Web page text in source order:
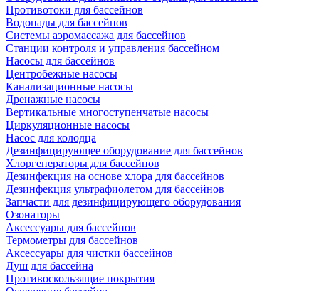
Противотоки для бассейнов
Водопады для бассейнов
Системы аэромассажа для бассейнов
Станции контроля и управления бассейном
Насосы для бассейнов
Центробежные насосы
Канализационные насосы
Дренажные насосы
Вертикальные многоступенчатые насосы
Циркуляционные насосы
Насос для колодца
Дезинфицирующее оборудование для бассейнов
Хлоргенераторы для бассейнов
Дезинфекция на основе хлора для бассейнов
Дезинфекция ультрафиолетом для бассейнов
Запчасти для дезинфицирующего оборудования
Озонаторы
Аксессуары для бассейнов
Термометры для бассейнов
Аксессуары для чистки бассейнов
Душ для бассейна
Противоскользящие покрытия